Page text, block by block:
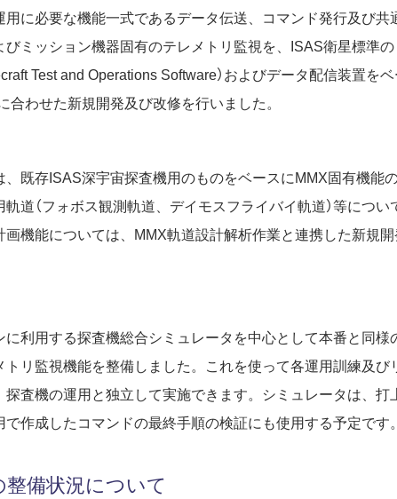
に必要な機能一式であるデータ伝送、コマンド発行及び共
びミッション機器固有のテレメトリ監視を、ISAS衛星標準の
Test and Operations Software）およびデータ配信装置を
わせた新規開発及び改修を行いました。
既存ISAS深宇宙探査機用のものをベースにMMX固有機能
道（フォボス観測軌道、デイモスフライバイ軌道）等につい
機能については、MMX軌道設計解析作業と連携した新規開
利用する探査機総合シミュレータを中心として本番と同様
リ監視機能を整備しました。これを使って各運用訓練及び
探査機の運用と独立して実施できます。シミュレータは、打
作成したコマンドの最終手順の検証にも使用する予定です。
備状況について